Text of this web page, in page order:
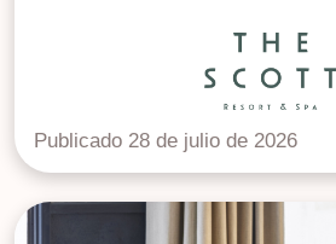
Publicado 28 de julio de 2026